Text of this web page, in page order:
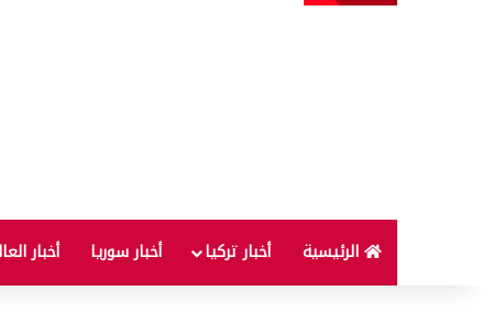
الرئيسية أخبار تركيا أخبار سوريا أخبار